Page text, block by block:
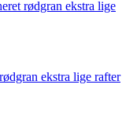
rødgran ekstra lige
ekstra lige rafter